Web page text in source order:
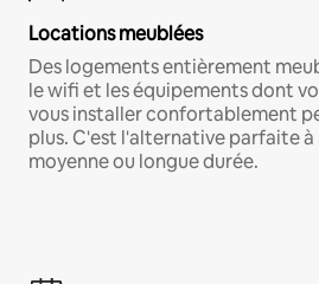
Locations meublées
Des logements entièrement
le wifi et les équipements dont
vous installer confortablement
plus. C'est l'alternative parfaite
moyenne ou longue durée.